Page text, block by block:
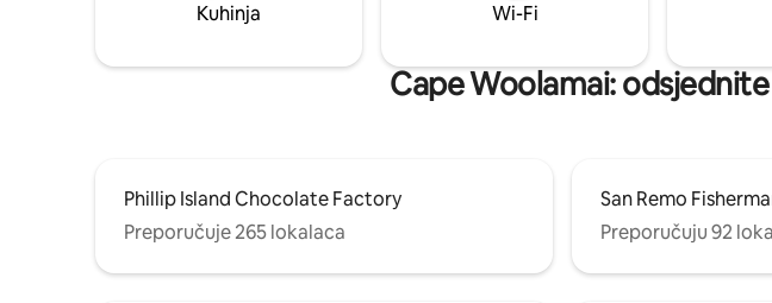
nastupaju „lokalne zvijezde, a tu su i
dragulji”. Blizu plaža i divljih prirodnih
Kuhinja Wi-Fi
Cape Woolamai:
Phillip Island Chocolate Factory
Preporučuje 265 lokalaca
San Remo
Preporučuju 92